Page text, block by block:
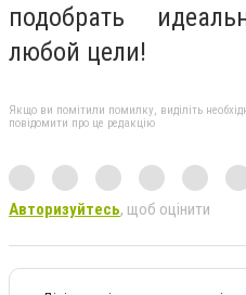
подобрать
любой цели!
Якщо ви помітили помилку, виділіть
повідомити про це редакцію
Авторизуйтесь, щоб оцінити